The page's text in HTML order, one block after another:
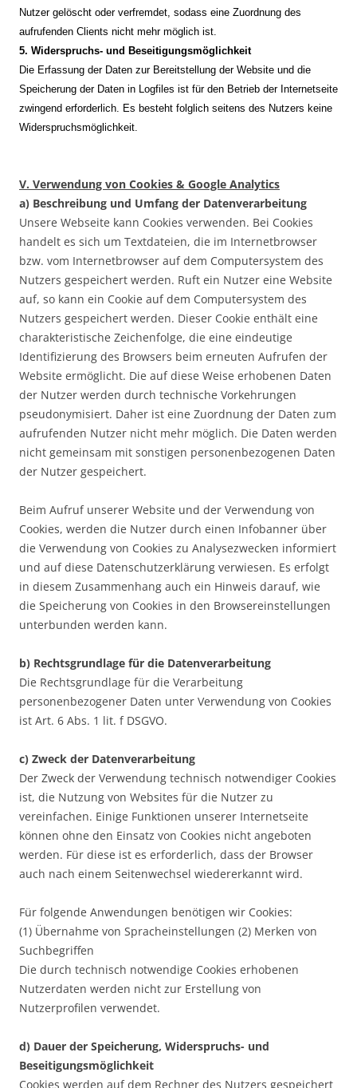
Nutzer gelöscht oder verfremdet, sodass eine Zuordnung des
aufrufenden Clients nicht mehr möglich ist.
5. Widerspruchs- und Beseitigungsmöglichkeit
Die Erfassung der Daten zur Bereitstellung der Website und die
Speicherung der Daten in Logfiles ist für den Betrieb der Internetseite
zwingend erforderlich. Es besteht folglich seitens des Nutzers keine
Widerspruchsmöglichkeit.
V. Verwendung von Cookies & Google Analytics
a) Beschreibung und Umfang der Datenverarbeitung
Unsere Webseite kann Cookies verwenden. Bei Cookies
handelt es sich um Textdateien, die im Internetbrowser
bzw. vom Internetbrowser auf dem Computersystem des
Nutzers gespeichert werden. Ruft ein Nutzer eine Website
auf, so kann ein Cookie auf dem Computersystem des
Nutzers gespeichert werden. Dieser Cookie enthält eine
charakteristische Zeichenfolge, die eine eindeutige
Identifizierung des Browsers beim erneuten Aufrufen der
Website ermöglicht. Die auf diese Weise erhobenen Daten
der Nutzer werden durch technische Vorkehrungen
pseudonymisiert. Daher ist eine Zuordnung der Daten zum
aufrufenden Nutzer nicht mehr möglich. Die Daten werden
nicht gemeinsam mit sonstigen personenbezogenen Daten
der Nutzer gespeichert.
Beim Aufruf unserer Website und der Verwendung von
Cookies, werden die Nutzer durch einen Infobanner über
die Verwendung von Cookies zu Analysezwecken informiert
und auf diese Datenschutzerklärung verwiesen. Es erfolgt
in diesem Zusammenhang auch ein Hinweis darauf, wie
die Speicherung von Cookies in den Browsereinstellungen
unterbunden werden kann.
b) Rechtsgrundlage für die Datenverarbeitung
Die Rechtsgrundlage für die Verarbeitung
personenbezogener Daten unter Verwendung von Cookies
ist Art. 6 Abs. 1 lit. f DSGVO.
c) Zweck der Datenverarbeitung
Der Zweck der Verwendung technisch notwendiger Cookies
ist, die Nutzung von Websites für die Nutzer zu
vereinfachen. Einige Funktionen unserer Internetseite
können ohne den Einsatz von Cookies nicht angeboten
werden. Für diese ist es erforderlich, dass der Browser
auch nach einem Seitenwechsel wiedererkannt wird.
Für folgende Anwendungen benötigen wir Cookies:
(1) Übernahme von Spracheinstellungen (2) Merken von
Suchbegriffen
Die durch technisch notwendige Cookies erhobenen
Nutzerdaten werden nicht zur Erstellung von
Nutzerprofilen verwendet.
d) Dauer der Speicherung, Widerspruchs- und
Beseitigungsmöglichkeit
Cookies werden auf dem Rechner des Nutzers gespeichert